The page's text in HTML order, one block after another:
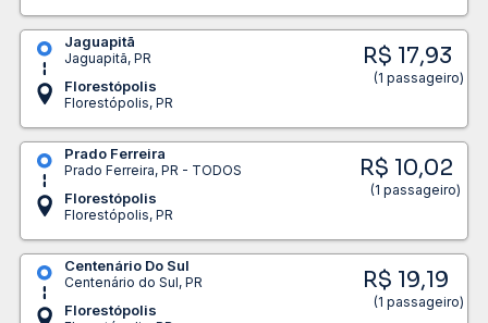
Jaguapitã
Jaguapitã, PR
Florestópolis
Florestópolis, PR
R$ 17,93
(1 passageiro)
Prado Ferreira
Prado Ferreira, PR - TODOS
Florestópolis
Florestópolis, PR
R$ 10,02
(1 passageiro)
Centenário Do Sul
Centenário do Sul, PR
Florestópolis
R$ 19,19
(1 passageiro)